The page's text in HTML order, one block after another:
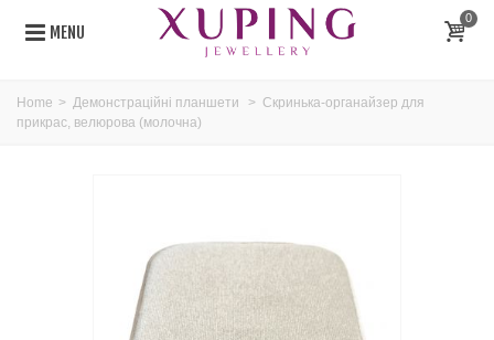
MENU
0
Home > Демонстраційні планшети > Скринька-органайзер для
прикрас, велюрова (молочна)